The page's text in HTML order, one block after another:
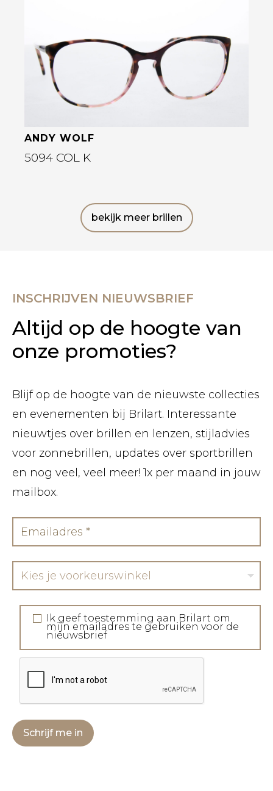
ANDY WOLF
5094 COL K
bekijk meer brillen
INSCHRIJVEN NIEUWSBRIEF
Altijd op de hoogte van
onze promoties?
Blijf op de hoogte van de nieuwste collecties
en evenementen bij Brilart. Interessante
nieuwtjes over brillen en lenzen, stijladvies
voor zonnebrillen, updates over sportbrillen
en nog veel, veel meer! 1x per maand in jouw
mailbox.
Kies je voorkeurswinkel
Ik geef toestemming aan Brilart om
mijn emailadres te gebruiken voor de
nieuwsbrief
Schrijf me in